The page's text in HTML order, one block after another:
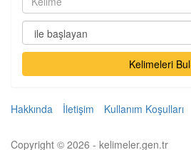
Kelimeleri Bul
Hakkında İletişim Kullanım Koşulları
Copyright © 2026 - kelimeler.gen.tr